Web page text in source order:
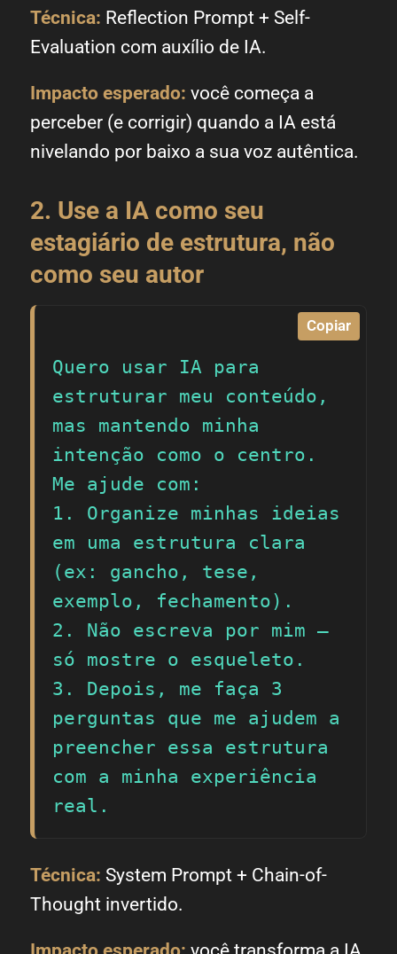
Técnica: Reflection Prompt + Self-
Evaluation com auxílio de IA.
Impacto esperado: você começa a
perceber (e corrigir) quando a IA está
nivelando por baixo a sua voz autêntica.
2. Use a IA como seu
estagiário de estrutura, não
como seu autor
Copiar
Quero usar IA para
estruturar meu conteúdo,
mas mantendo minha
intenção como o centro.
Me ajude com:
1. Organize minhas ideias
em uma estrutura clara
(ex: gancho, tese,
exemplo, fechamento).
2. Não escreva por mim —
só mostre o esqueleto.
3. Depois, me faça 3
perguntas que me ajudem a
preencher essa estrutura
com a minha experiência
real.
Técnica: System Prompt + Chain-of-
Thought invertido.